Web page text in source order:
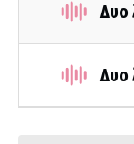
Δυο
Δυο